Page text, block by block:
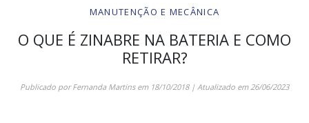
MANUTENÇÃO E MECÂNICA
O QUE É ZINABRE NA BATERIA E COMO
RETIRAR?
Publicado porFernanda Martinsem 18/10/2018| Atualizado em26/06/2023